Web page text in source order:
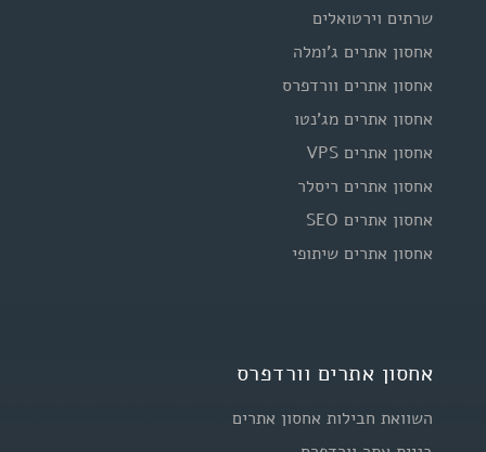
שרתים וירטואלים
אחסון אתרים ג'ומלה
אחסון אתרים וורדפרס
אחסון אתרים מג'נטו
אחסון אתרים VPS
אחסון אתרים ריסלר
אחסון אתרים SEO
אחסון אתרים שיתופי
אחסון אתרים וורדפרס
השוואת חבילות אחסון אתרים